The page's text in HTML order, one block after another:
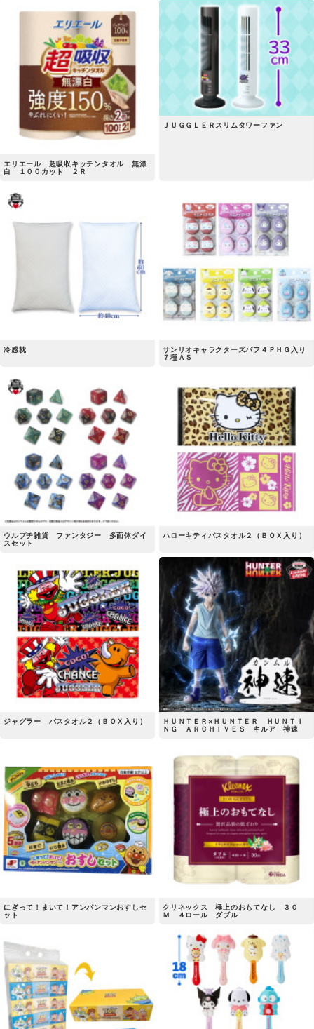
エリエール 超吸収キッチンタオル 無漂
白 １００カット ２Ｒ
ＪＵＧＧＬＥＲスリムタワーファン
冷感枕
サンリオキャラクターズパフ４ＰＨＧ入り
７種ＡＳ
ウルプチ雑貨 ファンタジー 多面体ダイ
スセット
ハローキティバスタオル２（ＢＯＸ入り）
ジャグラー バスタオル２（ＢＯＸ入り）
ＨＵＮＴＥＲ×ＨＵＮＴＥＲ ＨＵＮＴＩ
ＮＧ ＡＲＣＨＩＶＥＳ キルア 神速
にぎって！まいて！アンパンマンおすしセ
ット
クリネックス 極上のおもてなし ３０
Ｍ ４ロール ダブル